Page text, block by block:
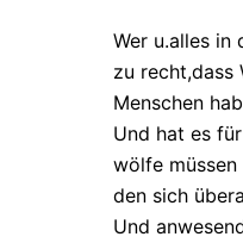
Wer u.alles
zu recht,dass
Menschen
Und hat es
wölfe
den sich
Und